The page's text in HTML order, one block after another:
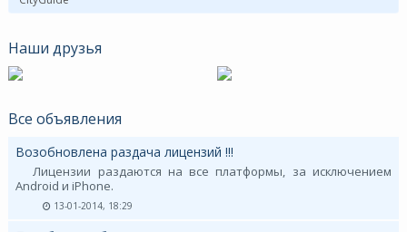
Наши друзья
Все объявления
Возобновлена раздача лицензий !!!
Лицензии раздаются на все платформы, за исключением
Android и iPhone.
13-01-2014, 18:29